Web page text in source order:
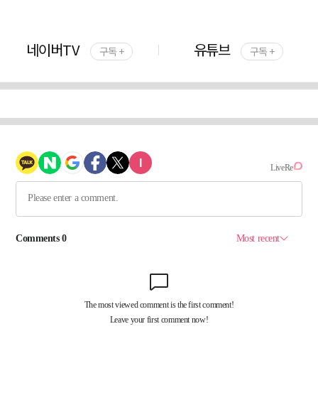
네이버TV 구독 + 유튜브 구독 +